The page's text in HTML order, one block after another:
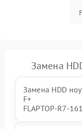
Замена
Замена HDD
F+